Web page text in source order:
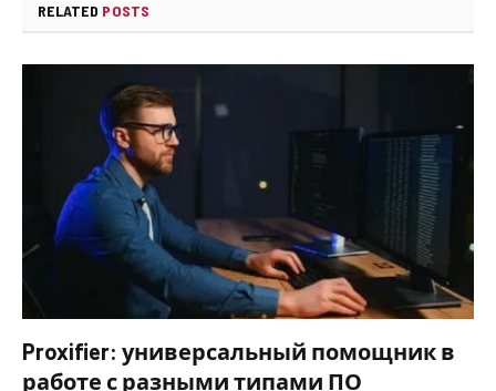
RELATED POSTS
Proxifier: универсальный помощник в
работе с разными типами ПО